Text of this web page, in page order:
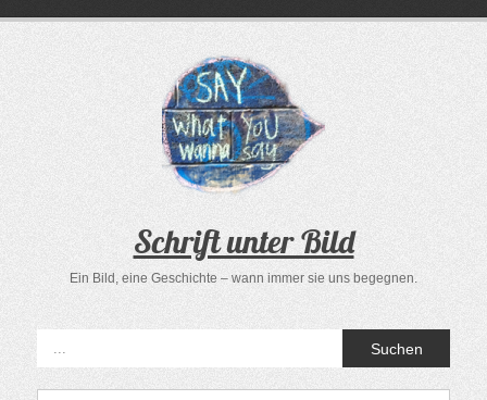
Schrift unter Bild
Ein Bild, eine Geschichte – wann immer sie uns begegnen.
Suchen